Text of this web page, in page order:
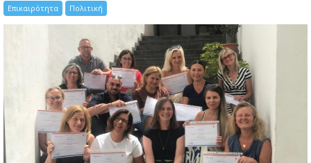
Επικαιρότητα Πολιτική